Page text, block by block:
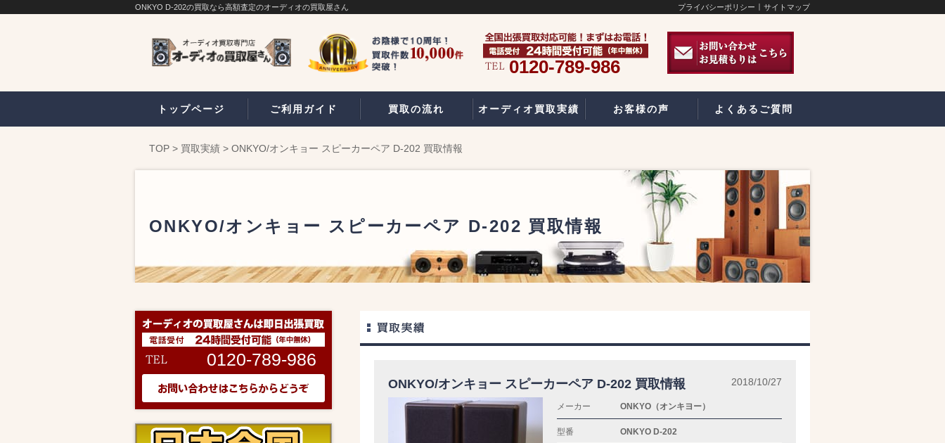
ONKYO D-202の買取なら高額査定のオーディオの買取屋さん プライバシーポリシー サイトマップ
0120-789-986
トップページ ご利用ガイド 買取の流れ オーディオ買取実績 お客様の声 よくあるご質問
TOP > 買取実績 > ONKYO/オンキョー スピーカーペア D-202 買取情報
ONKYO/オンキョー スピーカーペア D-202 買取情報
ONKYO/オンキョー スピーカーペア D-202 買取情報 2018/10/27
メーカー ONKYO（オンキヨー）
型番 ONKYO D-202
0120-789-986